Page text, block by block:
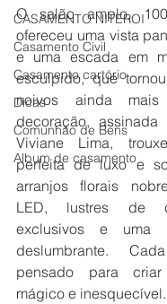
CASAMENTO NITEROI
Casamento Civil
Casamento cartório
Dicas
Comunhão de Bens
Album de casamento
O salão amplo,
ofereceu uma vista
e uma escada em
esculpido, que
noivos ainda mais
decoração,
Viviane Lima,
perfeita de luxo e
arranjos florais
LED, lustres de
exclusivos e uma
deslumbrante.
pensado para
mágico e inesquecível.